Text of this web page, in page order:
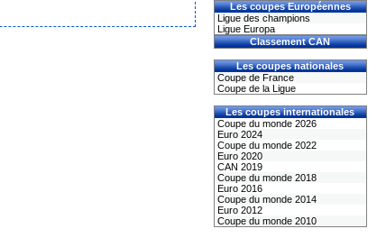
Les coupes Européennes
Ligue des champions
Ligue Europa
Classement CAN
Les coupes nationales
Coupe de France
Coupe de la Ligue
Les coupes internationales
Coupe du monde 2026
Euro 2024
Coupe du monde 2022
Euro 2020
CAN 2019
Coupe du monde 2018
Euro 2016
Coupe du monde 2014
Euro 2012
Coupe du monde 2010